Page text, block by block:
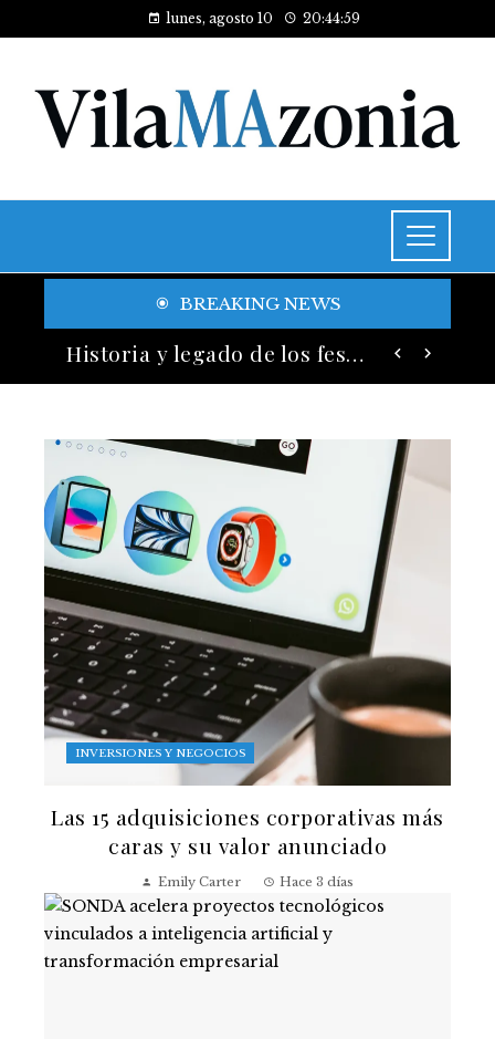
lunes, agosto 10 20:45:01
BREAKING NEWS
Historia y legado de los festivales de música más antiguos
INVERSIONES Y NEGOCIOS
Las 15 adquisiciones corporativas más
caras y su valor anunciado
Emily Carter Hace 3 días